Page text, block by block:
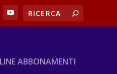
ABBONAMENTI